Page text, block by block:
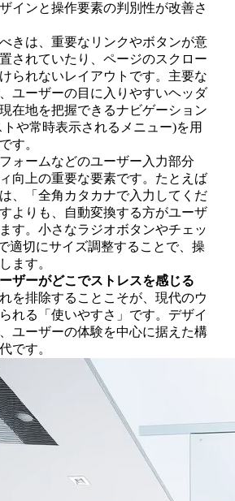
インと操作要素の判別性が改善さ
きは、重要なリンクやボタンが意
されていたり、ページのスクロー
られないレイアウトです。主要な
ユーザーの目に入りやすいヘッダ
在地を把握できるナビゲーション
や常時表示されるメニュー)を用
す。
ォームなどのユーザー入力部分
向上の重要な要素です。たとえば
、「全角カタカナで入力してくだ
よりも、自動変換する方がユーザ
す。小さなラジオボタンやチェッ
適切にサイズ調整することで、操
ます。
ーザーがどこでストレスを感じる
を排除することこそが、現代のウ
れる「使いやすさ」です。デザイ
ユーザーの体験を中心に据えた構
です。